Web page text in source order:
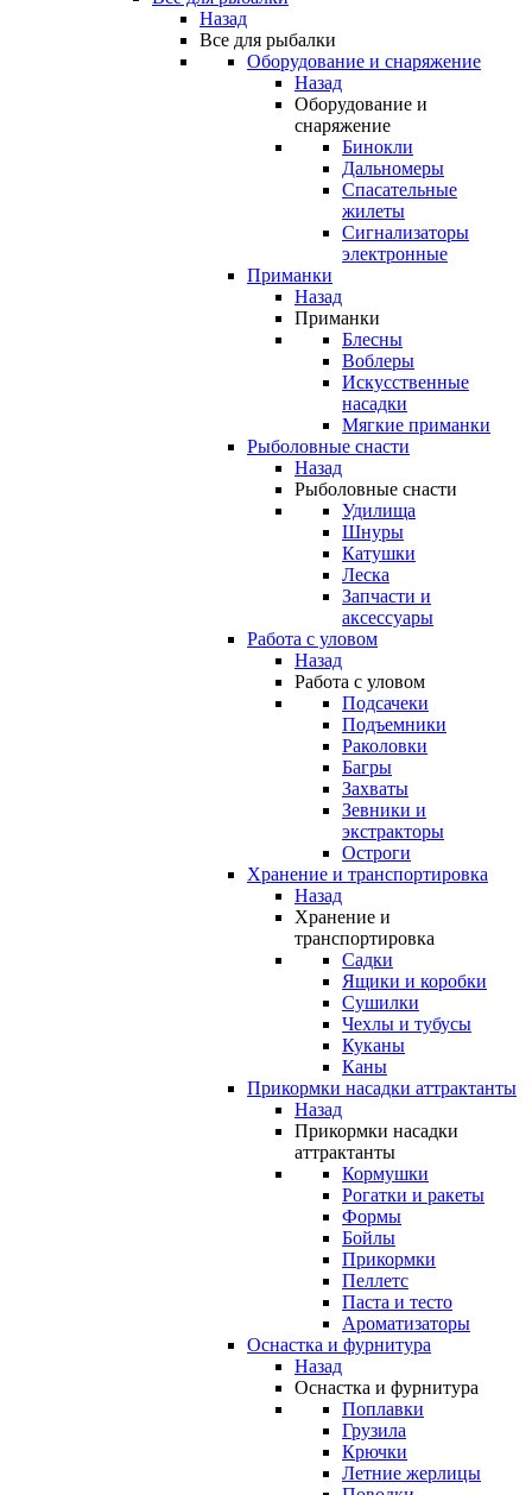
Назад
Все для рыбалки
Оборудование и снаряжение
Назад
Оборудование и
снаряжение
Бинокли
Дальномеры
Спасательные
жилеты
Сигнализаторы
электронные
Приманки
Назад
Приманки
Блесны
Воблеры
Искусственные
насадки
Мягкие приманки
Рыболовные снасти
Назад
Рыболовные снасти
Удилища
Шнуры
Катушки
Леска
Запчасти и
аксессуары
Работа с уловом
Назад
Работа с уловом
Подсачеки
Подъемники
Раколовки
Багры
Захваты
Зевники и
экстракторы
Остроги
Хранение и транспортировка
Назад
Хранение и
транспортировка
Садки
Ящики и коробки
Сушилки
Чехлы и тубусы
Куканы
Каны
Прикормки насадки аттрактанты
Назад
Прикормки насадки
аттрактанты
Кормушки
Рогатки и ракеты
Формы
Бойлы
Прикормки
Пеллетс
Паста и тесто
Ароматизаторы
Оснастка и фурнитура
Назад
Оснастка и фурнитура
Поплавки
Грузила
Крючки
Летние жерлицы